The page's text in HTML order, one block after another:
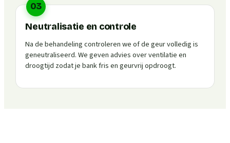
03
Neutralisatie en controle
Na de behandeling controleren we of de geur volledig is
geneutraliseerd. We geven advies over ventilatie en
droogtijd zodat je bank fris en geurvrij opdroogt.